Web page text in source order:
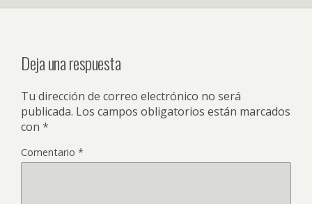
Deja una respuesta
Tu dirección de correo electrónico no será
publicada. Los campos obligatorios están marcados
con *
Comentario *